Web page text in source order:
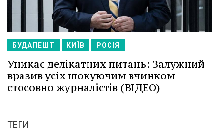
БУДАПЕШТ КИЇВ РОСІЯ
Уникає делікатних питань: Залужний
вразив усіх шокуючим вчинком
стосовно журналістів (ВІДЕО)
ТЕГИ